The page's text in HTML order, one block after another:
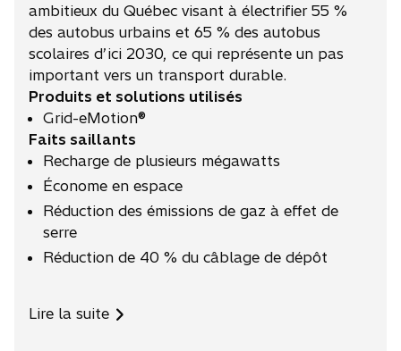
ambitieux du Québec visant à électrifier 55 %
des autobus urbains et 65 % des autobus
scolaires d’ici 2030, ce qui représente un pas
important vers un transport durable.
Produits et solutions utilisés
Grid-eMotion®
Faits saillants
Recharge de plusieurs mégawatts
Économe en espace
Réduction des émissions de gaz à effet de
serre
Réduction de 40 % du câblage de dépôt
Lire la suite
s